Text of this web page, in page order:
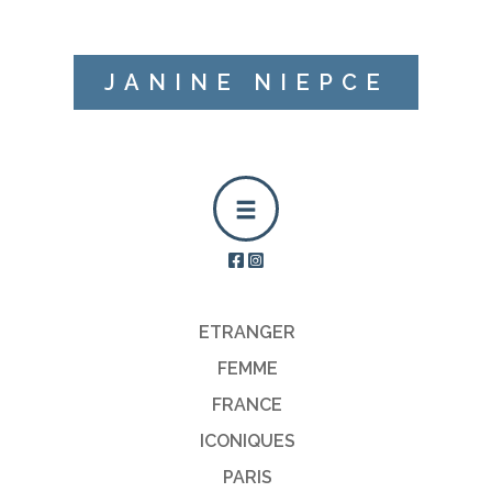
JANINE NIEPCE
ETRANGER
FEMME
FRANCE
ICONIQUES
PARIS